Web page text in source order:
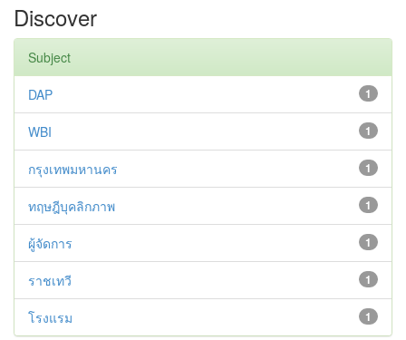
Discover
Subject
1
DAP
1
WBI
1
กรุงเทพมหานคร
1
ทฤษฎีบุคลิกภาพ
1
ผู้จัดการ
1
ราชเทวี
1
โรงแรม